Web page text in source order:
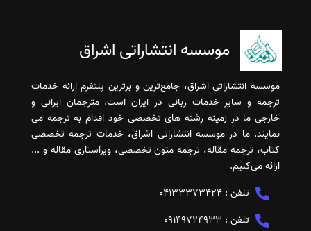
موسسه انتشاراتی اشراق
موسسه انتشاراتی اشراق، جامع‌ترین و برترین پلتفرم ارائه خدمات
ترجمه و سایر خدمات زبانی در ایران است. مترجمان ایرانی و
خارجی ما در زمینه رشته های تخصصی خود اقدام به ترجمه می
نمایند. ما در موسسه انتشاراتی اشراق، خدمات ترجمه تخصصی
کتاب، ترجمه مقاله، ترجمه متون تخصصی، ویراستاری مقاله و ...
ارائه می‌کنیم.
تلفن : 04133373424
تلفن : 09149724933